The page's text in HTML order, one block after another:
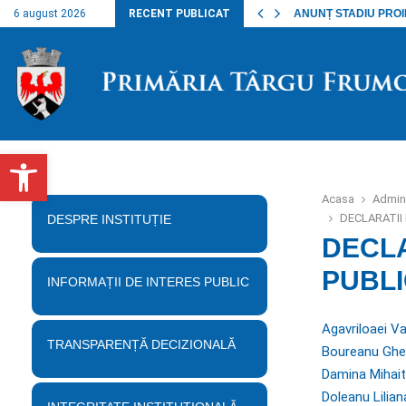
Deschide bara de unelte
6 august 2026 RECENT PUBLICAT
lucrărilor… ANUNȚ STADIU
Acasa
Agavriloaei
Boureanu
Damina
Doleanu
DESPRE INSTITUȚIE
INFORMAȚII DE INTERES PUBLIC
TRANSPARENȚĂ DECIZIONALĂ